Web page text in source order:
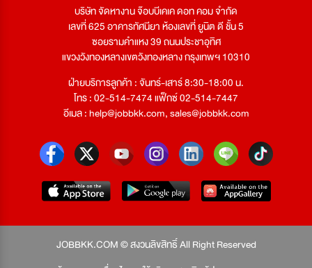
บริษัท จัดหางาน จ๊อบบีเคเค ดอท คอม จำกัด
เลขที่ 625 อาคารทัศนียา ห้องเลขที่ ยูนิต ดี ชั้น 5
ซอยรามคำแหง 39 ถนนประชาอุทิศ
แขวงวังทองหลางเขตวังทองหลาง กรุงเทพฯ 10310
ฝ่ายบริการลูกค้า : จันทร์-เสาร์ 8:30-18:00 น.
โทร : 02-514-7474 แฟ็กซ์ 02-514-7447
อีเมล :help@jobbkk.com,sales@jobbkk.com
JOBBKK.COM © สงวนลิขสิทธิ์ All Right Reserved